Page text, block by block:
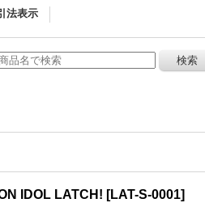
法表示
IDOL LATCH! [LAT-S-0001]